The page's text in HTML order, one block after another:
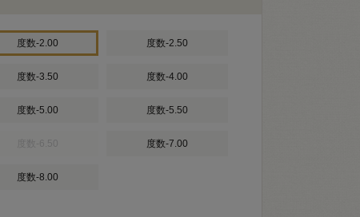
度数-2.00 度数-2.50
度数-3.50 度数-4.00
度数-5.00 度数-5.50
度数-7.00
度数-8.00